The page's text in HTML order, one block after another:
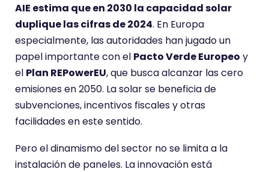
AIE estima que en 2030 la capacidad solar
duplique las cifras de 2024. En Europa
especialmente, las autoridades han jugado un
papel importante con el Pacto Verde Europeo y
el Plan REPowerEU, que busca alcanzar las cero
emisiones en 2050. La solar se beneficia de
subvenciones, incentivos fiscales y otras
facilidades en este sentido.
Pero el dinamismo del sector no se limita a la
instalación de paneles. La innovación está